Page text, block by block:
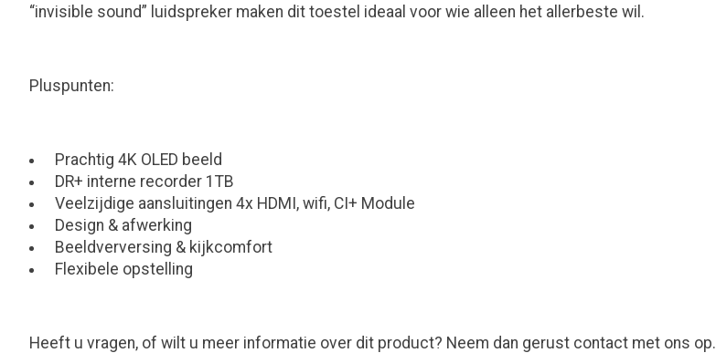
“invisible sound” luidspreker maken dit toestel ideaal voor wie alleen het allerbeste wil.
Pluspunten:
Prachtig 4K OLED beeld
DR+ interne recorder 1TB
Veelzijdige aansluitingen 4x HDMI, wifi, CI+ Module
Design & afwerking
Beeldverversing & kijkcomfort
Flexibele opstelling
Heeft u vragen, of wilt u meer informatie over dit product? Neem dan gerust contact met ons op.